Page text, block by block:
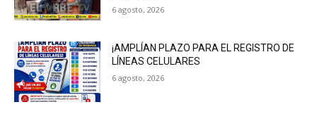
6 agosto, 2026
¡AMPLÍAN PLAZO PARA EL REGISTRO DE
LÍNEAS CELULARES
6 agosto, 2026